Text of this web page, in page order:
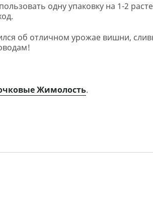
одну упаковку на 1-2
об отличном урожае вишни,
Жимолость.